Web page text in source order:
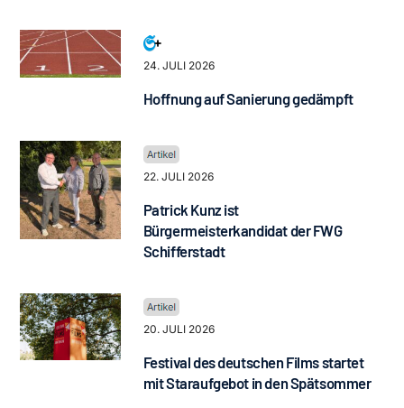
24. JULI 2026
Hoffnung auf Sanierung gedämpft
22. JULI 2026
Patrick Kunz ist
Bürgermeisterkandidat der FWG
Schifferstadt
20. JULI 2026
Festival des deutschen Films startet
mit Staraufgebot in den Spätsommer